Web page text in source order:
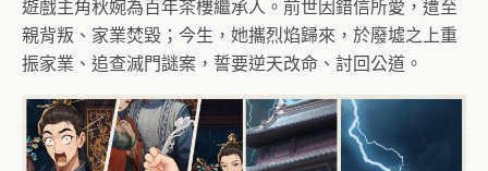
遊戲主角秋婉為百年茶樓繼承人。前世因錯信所愛，遭至
親背叛、家業焚毀；今生，她攜烈焰歸來，於廢墟之上重
振家業、追查滅門謎案，誓要逆天改命、討回公道。